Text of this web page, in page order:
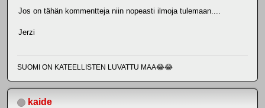
Jos on tähän kommentteja niin nopeasti ilmoja tulemaan....
Jerzi
SUOMI ON KATEELLISTEN LUVATTU MAA😂😂
kaide